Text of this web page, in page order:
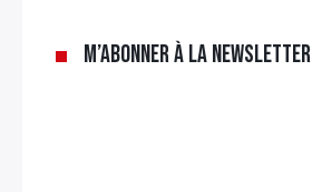
M’abonner à la newsletter